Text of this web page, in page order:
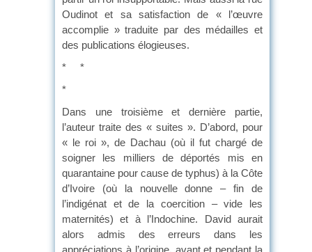
Oudinot et sa satisfaction de « l’œuvre
accomplie » traduite par des médailles et
des publications élogieuses.
* *
*
Dans une troisième et dernière partie,
l’auteur traite des « suites ». D’abord, pour
« le roi », de Dachau (où il fut chargé de
soigner les milliers de déportés mis en
quarantaine pour cause de typhus) à la Côte
d’Ivoire (où la nouvelle donne – fin de
l’indigénat et de la coercition – vide les
maternités) et à l’Indochine. David aurait
alors admis des erreurs dans les
appréciations à l’origine, avant et pendant la